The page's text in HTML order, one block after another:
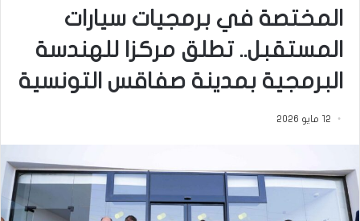
المختصة في برمجيات سيارات
المستقبل.. تطلق مركزا للهندسة
البرمجية بمدينة صفاقس التونسية
12 مايو 2026